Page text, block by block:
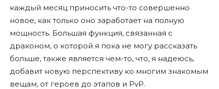
каждый месяц приносить что-то совершенно
новое, как только оно заработает на полную
мощность. Большая функция, связанная с
драконом, о которой я пока не могу рассказать
больше, также является чем-то, что, я надеюсь,
добавит новую перспективу ко многим знакомым
вещам, от героев до этапов и PvP.